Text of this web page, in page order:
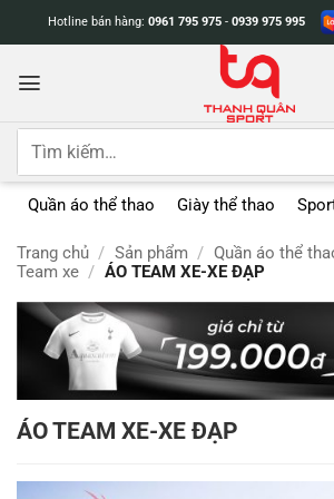
dung
Hotline bán hàng: 0961 795 975 - 0939 975 995
Tìm
Quần áo thể thao Giày thể thao
Trang chủ / Sản phẩm / Quần áo thể
Team xe / ÁO TEAM XE-XE ĐẠP
ÁO TEAM XE-XE ĐẠP